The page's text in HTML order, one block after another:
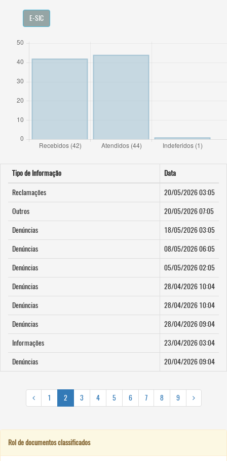
E-SIC
Tipo de Informação
Data
Reclamações
20/05/2026 03:05
Outros
20/05/2026 07:05
Denúncias
18/05/2026 03:05
Denúncias
08/05/2026 06:05
Denúncias
05/05/2026 02:05
Denúncias
28/04/2026 10:04
Denúncias
28/04/2026 10:04
Denúncias
28/04/2026 09:04
Informações
23/04/2026 03:04
Denúncias
20/04/2026 09:04
1 2 3 4 5 6 7 8 9
Rol de documentos classificados